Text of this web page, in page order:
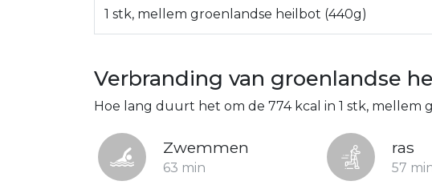
1 stk, mellem groenlandse heilbot (440g)
Verbranding van groenlandse
Hoe lang duurt het om de 774 kcal in 1 stk, mellem
Zwemmen
63 min
ras
57